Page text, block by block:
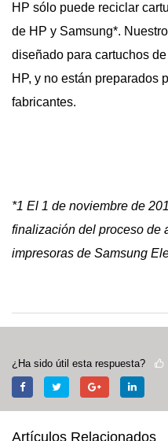
HP sólo puede reciclar
de HP y Samsung*.
diseñado para cartuchos
HP, y no están preparados
fabricantes.
*1 El 1 de noviembre de
finalización del proceso de
impresoras de Samsung
¿Ha sido útil esta respuesta?
Artículos Relacionados